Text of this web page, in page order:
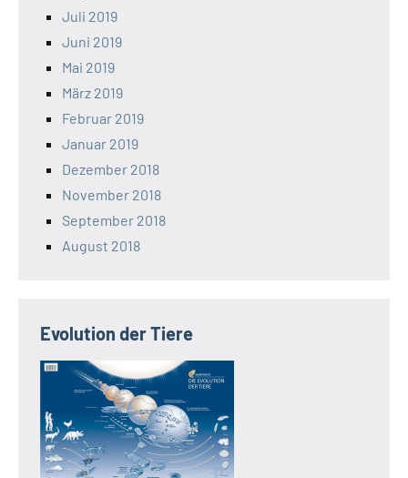
Juli 2019
Juni 2019
Mai 2019
März 2019
Februar 2019
Januar 2019
Dezember 2018
November 2018
September 2018
August 2018
Evolution der Tiere